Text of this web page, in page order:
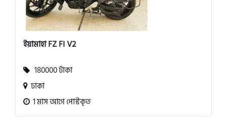
ইয়ামাহা FZ FI V2
180000 টাকা
ঢাকা
1 মাস আগে পোস্টকৃত